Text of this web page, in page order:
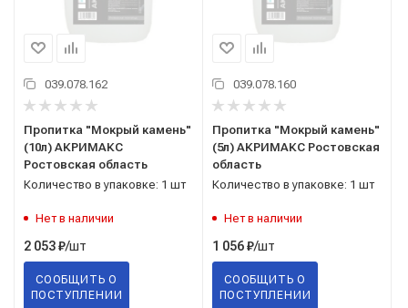
039.078.162
Пропитка "Мокрый камень"
(10л) АКРИМАКС
Ростовская область
Количество в упаковке: 1 шт
Нет в наличии
2 053₽/шт
СООБЩИТЬ О
ПОСТУПЛЕНИИ
039.078.160
Пропитка "Мокрый камень"
(5л) АКРИМАКС Ростовская
область
Количество в упаковке: 1 шт
Нет в наличии
1 056₽/шт
СООБЩИТЬ О
ПОСТУПЛЕНИИ